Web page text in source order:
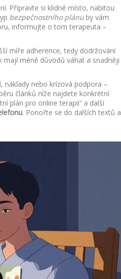
Připravte si klidné místo, nabitou
bezpečnostního plánu by vám
informujte o tom terapeuta –
míře adherence, tedy dodržování
mají méně důvodů váhat a snadněji
náklady nebo krízová podpora –
článků níže najdete konkrétní
plán pro online terapii“ a další
. Ponořte se do dalších textů a